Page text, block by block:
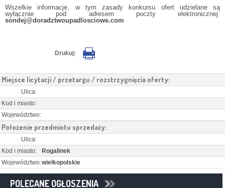
Wszelkie informacje, w tym zasady konkursu ofert udzielane są
wyłącznie pod adresem poczty elektronicznej:
sondej@doradztwoupadlosciowe.com
Drukuj:
Miejsce licytacji / przetargu / rozstrzygnięcia oferty:
Ulica:
Kod i miasto:
Województwo:
Położenie przedmiotu sprzedaży:
Ulica:
Kod i miasto:
Rogalinek
Województwo:wielkopolskie
POLECANE OGŁOSZENIA